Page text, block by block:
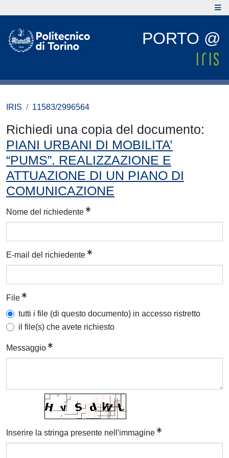
PORTO @
IRIS 11583/2996564
Richiedi una copia del documento:
PIANI URBANI DI MOBILITA’
“PUMS”. REALIZZAZIONE E
ATTUAZIONE DI UN PIANO DI
COMUNICAZIONE
Nome del richiedente
E-mail del richiedente
File
tutti i file (di questo documento) in accesso ristretto
il file(s) che avete richiesto
Messaggio
Inserire la stringa presente nell'immagine